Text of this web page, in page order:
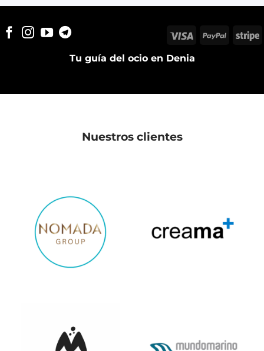
Tu guía del ocio en Denia
Visa PayPal
Nuestros clientes